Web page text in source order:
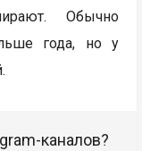
Обычно
года, но у
каналов?